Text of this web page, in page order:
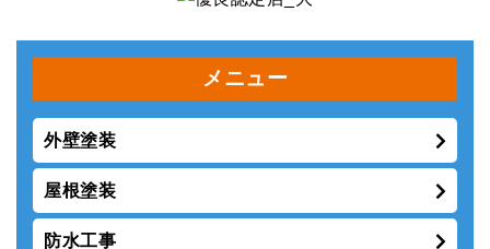
メニュー
外壁塗装
屋根塗装
防水工事